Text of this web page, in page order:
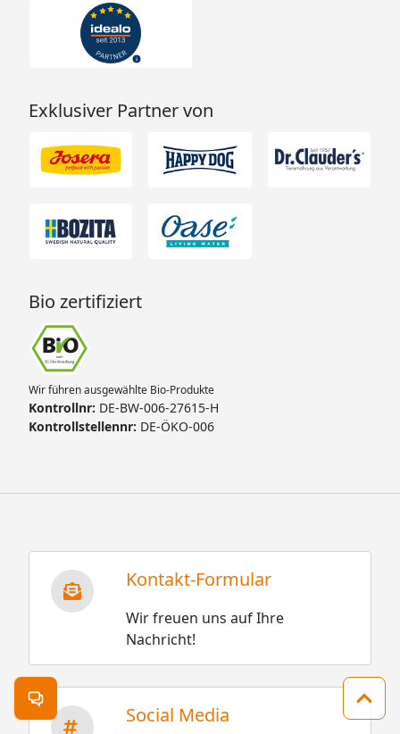
Exklusiver Partner von
Bio zertifiziert
Wir führen ausgewählte Bio-Produkte
Kontrollnr: DE-BW-006-27615-H
Kontrollstellennr: DE-ÖKO-006
Kontakt-Formular
Wir freuen uns auf Ihre
Nachricht!
Social Media
Kontakt öffnen